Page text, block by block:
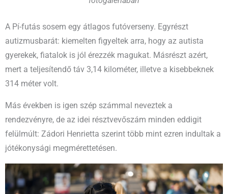
A Pí-futás sosem egy átlagos futóverseny. Egyrészt
autizmusbarát: kiemelten figyeltek arra, hogy az autista
gyerekek, fiatalok is jól érezzék magukat. Másrészt azért,
mert a teljesítendő táv 3,14 kilométer, illetve a kisebbeknek
314 méter volt.
Más években is igen szép számmal neveztek a
rendezvényre, de az idei résztvevőszám minden eddigit
felülmúlt: Zádori Henrietta szerint több mint ezren indultak a
jótékonysági megmérettetésen.